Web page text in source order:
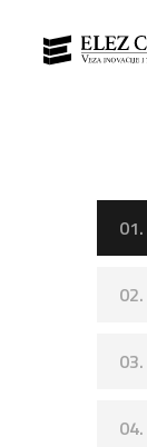
01.
02.
03.
04.